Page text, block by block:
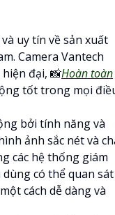
uy tín về sản xuất
Camera Vantech
đại, 📸Hoàn toàn
tốt trong mọi
bởi tính năng và
ảnh sắc nét và
các hệ thống giám
có thể quan sát
cách dễ dàng và